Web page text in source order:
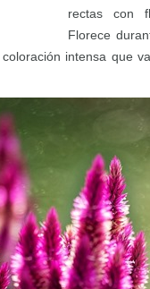
rectas con
Florece
intensa que